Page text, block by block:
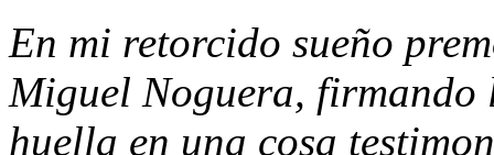
En mi retorcido sueño
Miguel Noguera, firmando
huella en una cosa